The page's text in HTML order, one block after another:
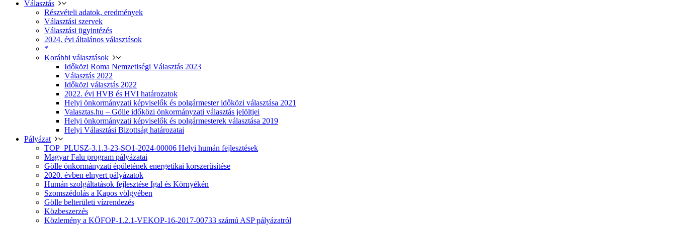
Választás
Részvételi adatok, eredmények
Választási szervek
Választási ügyintézés
2024. évi általános választások
*
Korábbi választások
Időközi Roma Nemzetiségi Választás 2023
Választás 2022
Időközi választás 2022
2022. évi HVB és HVI határozatok
Helyi önkormányzati képviselők és polgármester időközi választása 2021
Valasztas.hu – Gölle időközi önkormányzati választás jelöltjei
Helyi önkormányzati képviselők és polgármesterek választása 2019
Helyi Választási Bizottság határozatai
Pályázat
TOP_PLUSZ-3.1.3-23-SO1-2024-00006 Helyi humán fejlesztések
Magyar Falu program pályázatai
Gölle önkormányzati épületének energetikai korszerűsítése
2020. évben elnyert pályázatok
Humán szolgáltatások fejlesztése Igal és Környékén
Szomszédolás a Kapos völgyében
Gölle belterületi vízrendezés
Közbeszerzés
Közlemény a KÖFOP-1.2.1-VEKOP-16-2017-00733 számú ASP pályázatról